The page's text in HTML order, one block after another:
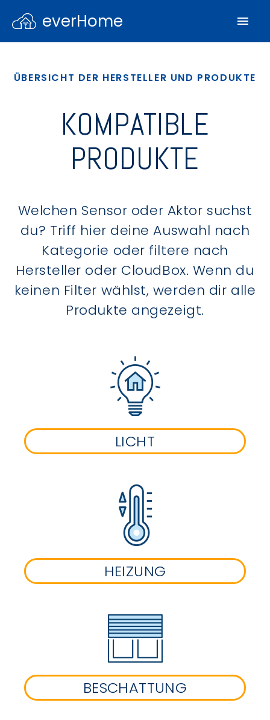
everHome
ÜBERSICHT DER HERSTELLER UND PRODUKTE
KOMPATIBLE
PRODUKTE
Welchen Sensor oder Aktor suchst
du? Triff hier deine Auswahl nach
Kategorie oder filtere nach
Hersteller oder CloudBox. Wenn du
keinen Filter wählst, werden dir alle
Produkte angezeigt.
LICHT
HEIZUNG
BESCHATTUNG